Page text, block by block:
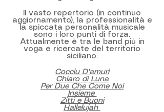
Il vasto repertorio (in continuo
aggiornamento), la professionalità e
la spiccata personalità musicale
sono i loro punti di forza.
Attualmente è tra le band più in
voga e ricercate del territorio
siciliano.
CocciuD'amuri
Chiaro di Luna
Per Due Che Come Noi
Insieme
Zitti e Buoni
Hallelujah